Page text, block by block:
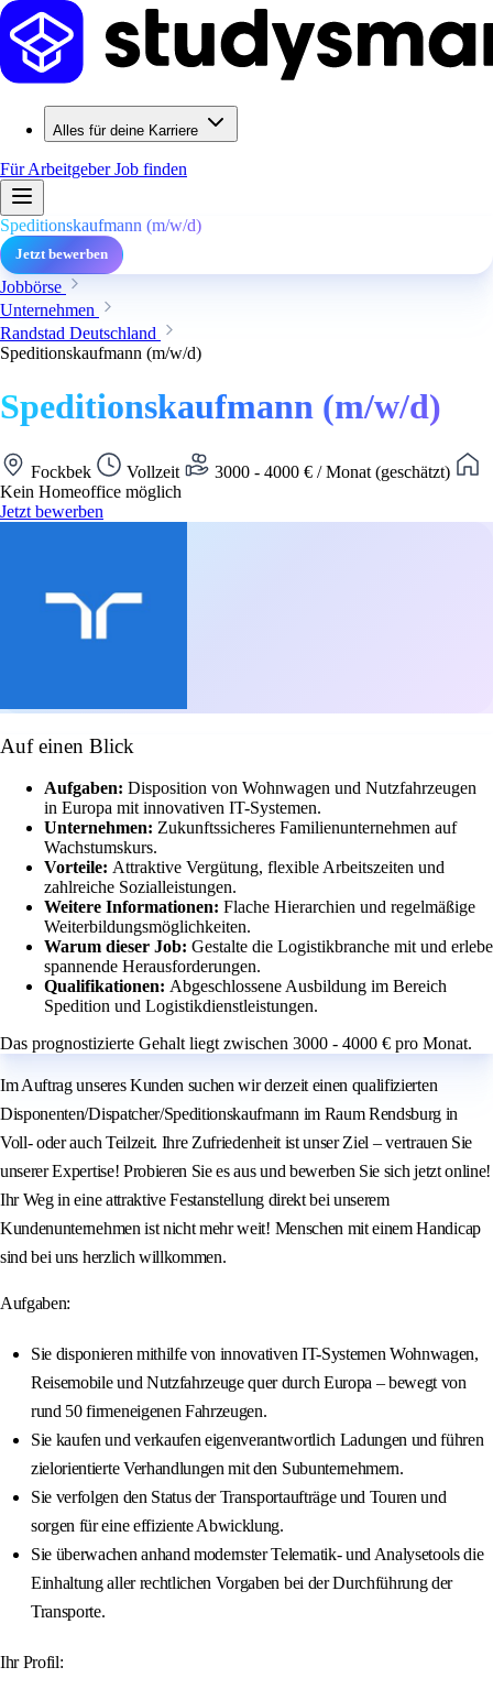
Alles für deine Karriere
Für ArbeitgeberJob finden
Speditionskaufmann (m/w/d)
Jetzt bewerben
Jobbörse
Unternehmen
Randstad Deutschland
Speditionskaufmann (m/w/d)
Speditionskaufmann (m/w/d)
Fockbek Vollzeit
3000 - 4000 € / Monat (geschätzt)
Kein Homeoffice möglich
Jetzt bewerben
Auf einen Blick
Aufgaben: Disposition von Wohnwagen und Nutzfahrzeugen
in Europa mit innovativen IT-Systemen.
Unternehmen: Zukunftssicheres Familienunternehmen auf
Wachstumskurs.
Vorteile: Attraktive Vergütung, flexible Arbeitszeiten und
zahlreiche Sozialleistungen.
Weitere Informationen: Flache Hierarchien und regelmäßige
Weiterbildungsmöglichkeiten.
Warum dieser Job: Gestalte die Logistikbranche mit und erlebe
spannende Herausforderungen.
Qualifikationen: Abgeschlossene Ausbildung im Bereich
Spedition und Logistikdienstleistungen.
Das prognostizierte Gehalt liegt zwischen 3000 - 4000 € pro Monat.
Im Auftrag unseres Kunden suchen wir derzeit einen qualifizierten
Disponenten/Dispatcher/Speditionskaufmann im Raum Rendsburg in
Voll- oder auch Teilzeit. Ihre Zufriedenheit ist unser Ziel – vertrauen Sie
unserer Expertise! Probieren Sie es aus und bewerben Sie sich jetzt online!
Ihr Weg in eine attraktive Festanstellung direkt bei unserem
Kundenunternehmen ist nicht mehr weit! Menschen mit einem Handicap
sind bei uns herzlich willkommen.
Aufgaben:
Sie disponieren mithilfe von innovativen IT-Systemen Wohnwagen,
Reisemobile und Nutzfahrzeuge quer durch Europa – bewegt von
rund 50 firmeneigenen Fahrzeugen.
Sie kaufen und verkaufen eigenverantwortlich Ladungen und führen
zielorientierte Verhandlungen mit den Subunternehmern.
Sie verfolgen den Status der Transportaufträge und Touren und
sorgen für eine effiziente Abwicklung.
Sie überwachen anhand modernster Telematik- und Analysetools die
Einhaltung aller rechtlichen Vorgaben bei der Durchführung der
Transporte.
Ihr Profil: